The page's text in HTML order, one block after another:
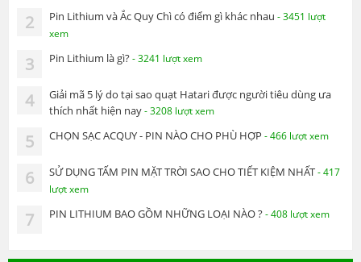
Pin Lithium và Ắc Quy Chì có điểm gì khác nhau - 3451 lượt
xem
2
Pin Lithium là gì?- 3241 lượt xem
3
Giải mã 5 lý do tại sao quạt Hatari được người tiêu dùng ưa
thích nhất hiện nay- 3208 lượt xem
4
CHỌN SẠC ACQUY - PIN NÀO CHO PHÙ HỢP - 466 lượt xem
5
SỬ DỤNG TẤM PIN MẶT TRỜI SAO CHO TIẾT KIỆM NHẤT- 417
lượt xem
6
PIN LITHIUM BAO GỒM NHỮNG LOẠI NÀO ?- 408 lượt xem
7